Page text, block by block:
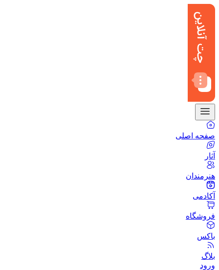
صفحه اصلی
آثار
هنرمندان
آکادمی
فروشگاه
باکس
بلاگ
ورود